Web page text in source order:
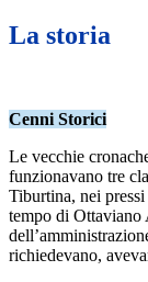
La storia
Cenni Storici
Le vecchie
funzionavano tre
Tiburtina, nei
tempo di Ottaviano
richiedevano,